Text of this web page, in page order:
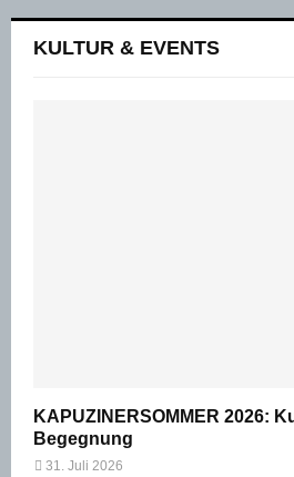
KULTUR & EVENTS
KAPUZINERSOMMER 2026:
Begegnung
31. Juli 2026